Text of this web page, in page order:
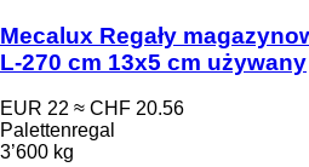
Mecalux Regały
L-270 cm 13x5 cm używany
EUR 22 ≈ CHF 20.56
Palettenregal
3’600 kg